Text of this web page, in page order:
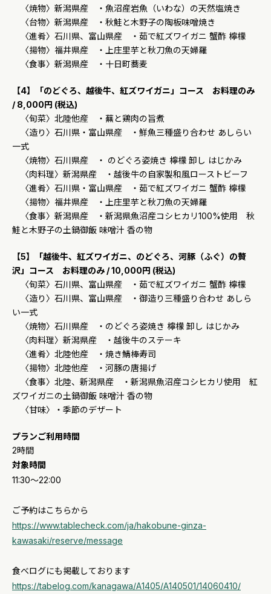
〈焼物〉新潟県産 ・魚沼産岩魚（いわな）の天然塩焼き
〈台物〉新潟県産 ・秋鮭と木野子の陶板味噌焼き
〈進肴〉石川県、富山県産 ・茹で紅ズワイガニ 蟹酢 檸檬
〈揚物〉福井県産 ・上庄里芋と秋刀魚の天婦羅
〈食事〉新潟県産 ・十日町蕎麦
【4】「のどぐろ、越後牛、紅ズワイガニ」コース お料理のみ
/ 8,000円 (税込)
〈旬菜〉北陸他産 ・蕪と鶏肉の旨煮
〈造り〉石川県・富山県産 ・鮮魚三種盛り合わせ あしらい
一式
〈焼物〉石川県産 ・ のどぐろ姿焼き 檸檬 卸し はじかみ
〈肉料理〉新潟県産 ・越後牛の自家製和風ローストビーフ
〈進肴〉石川県・富山県産 ・茹で紅ズワイガニ 蟹酢 檸檬
〈揚物〉福井県産 ・上庄里芋と秋刀魚の天婦羅
〈食事〉新潟県産 ・新潟県魚沼産コシヒカリ100%使用 秋
鮭と木野子の土鍋御飯 味噌汁 香の物
【5】「越後牛、紅ズワイガニ、のどぐろ、河豚（ふぐ）の贅
沢」コース お料理のみ / 10,000円 (税込)
〈旬菜〉石川県、富山県産 ・茹で紅ズワイガニ 蟹酢 檸檬
〈造り〉石川県、富山県産 ・御造り三種盛り合わせ あしら
い一式
〈焼物〉石川県産 ・のどぐろ姿焼き 檸檬 卸し はじかみ
〈肉料理〉新潟県産 ・越後牛のステーキ
〈進肴〉北陸他産 ・焼き鯖棒寿司
〈揚物〉北陸他産 ・河豚の唐揚げ
〈食事〉北陸、新潟県産 ・新潟県魚沼産コシヒカリ使用 紅
ズワイガニの土鍋御飯 味噌汁 香の物
〈甘味〉・季節のデザート
プランご利用時間
2時間
対象時間
11:30～22:00
ご予約はこちらから
https://www.tablecheck.com/ja/hakobune-ginza-
kawasaki/reserve/message
食べログにも掲載しております
https://tabelog.com/kanagawa/A1405/A140501/14060410/